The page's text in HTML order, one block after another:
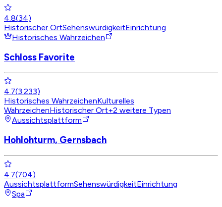
4.8(34)
Historischer OrtSehenswürdigkeitEinrichtung
Historisches Wahrzeichen
Schloss Favorite
4.7(3.233)
Historisches WahrzeichenKulturelles
WahrzeichenHistorischer Ort+2 weitere Typen
Aussichtsplattform
Hohlohturm, Gernsbach
4.7(704)
AussichtsplattformSehenswürdigkeitEinrichtung
Spa